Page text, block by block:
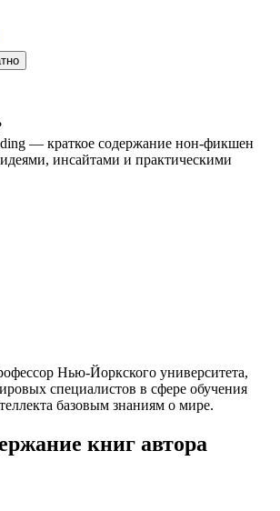
— краткое содержание нон-фикшен
инсайтами и практическими
Нью-Йоркского университета,
специалистов в сфере обучения
базовым знаниям о мире.
книг автора